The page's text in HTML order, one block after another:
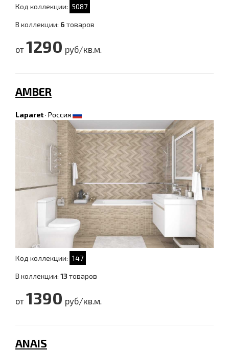
Код коллекции: 5087
В коллекции: 6 товаров
от 1290 руб/кв.м.
AMBER
Laparet· Россия
Код коллекции: 147
В коллекции: 13товаров
от 1390 руб/кв.м.
ANAIS